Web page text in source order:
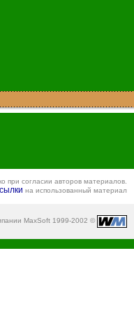
при согласии авторов материалов.
на использованный материал
MaxSoft 1999-2002 ©